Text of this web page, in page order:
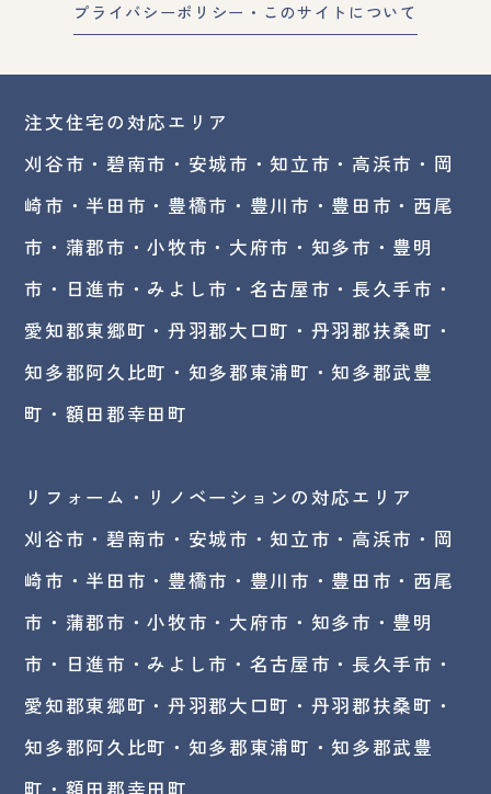
プライバシーポリシー・このサイトについて
注文住宅の対応エリア
刈谷市・碧南市・ 安城市 ・知立市 ・高浜市・ 岡
崎市 ・半田市・豊橋市・豊川市・豊田市・西尾
市・蒲郡市・小牧市・大府市・知多市・豊明
市・日進市・みよし市・ 名古屋市 ・長久手市・
愛知郡東郷町・丹羽郡大口町・丹羽郡扶桑町・
知多郡阿久比町・知多郡東浦町・知多郡武豊
町・額田郡幸田町
リフォーム・リノベーションの対応エリア
刈谷市・碧南市・ 安城市 ・知立市・高浜市・岡
崎市・半田市・豊橋市・豊川市・豊田市・西尾
市・蒲郡市・小牧市・大府市・知多市・豊明
市・日進市・みよし市・名古屋市・長久手市・
愛知郡東郷町・丹羽郡大口町・丹羽郡扶桑町・
知多郡阿久比町・知多郡東浦町・知多郡武豊
町・額田郡幸田町